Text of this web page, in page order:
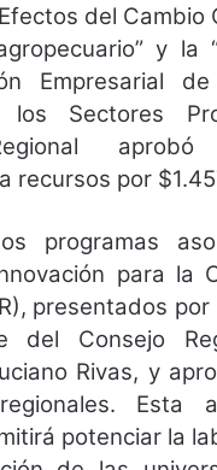
del Cambio
y la
Empresarial
Sectores
recursos por
programas
para la
presentados
del Consejo
Rivas, y
Esta
potenciar la